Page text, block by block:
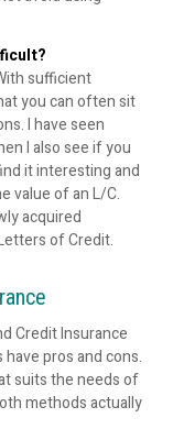
sufficient
you can often sit
I have seen
I also see if you
it interesting and
value of an L/C.
acquired
of Credit.
Credit Insurance
pros and cons.
suits the needs of
methods actually